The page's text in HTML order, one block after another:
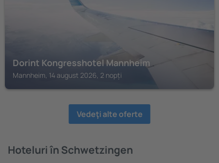
Dorint Kongresshotel Mannheim
Mannheim, 14 august 2026, 2 nopți
Vedeţi alte oferte
Hoteluri în Schwetzingen